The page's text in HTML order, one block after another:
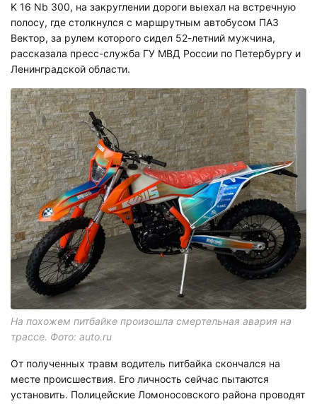
K 16 Nb 300, на закруглении дороги выехал на встречную
полосу, где столкнулся с маршрутным автобусом ПАЗ
Вектор, за рулем которого сидел 52-летний мужчина,
рассказала пресс-служба ГУ МВД России по Петербургу и
Ленинградской области.
На похожем питбайке произошла смертельная авария на
трассе. Фото: auto.ru
От полученных травм водитель питбайка скончался на
месте происшествия. Его личность сейчас пытаются
установить. Полицейские Ломоносовского района проводят